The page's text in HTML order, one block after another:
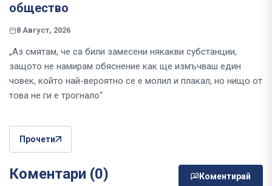
общество
8 Август, 2026
„Аз смятам, че са били замесени някакви субстанции,
защото не намирам обяснение как ще измъчваш един
човек, който най-вероятно се е молил и плакал, но нищо от
това не ги е трогнало“
Прочети
Коментари (0) Коментирай